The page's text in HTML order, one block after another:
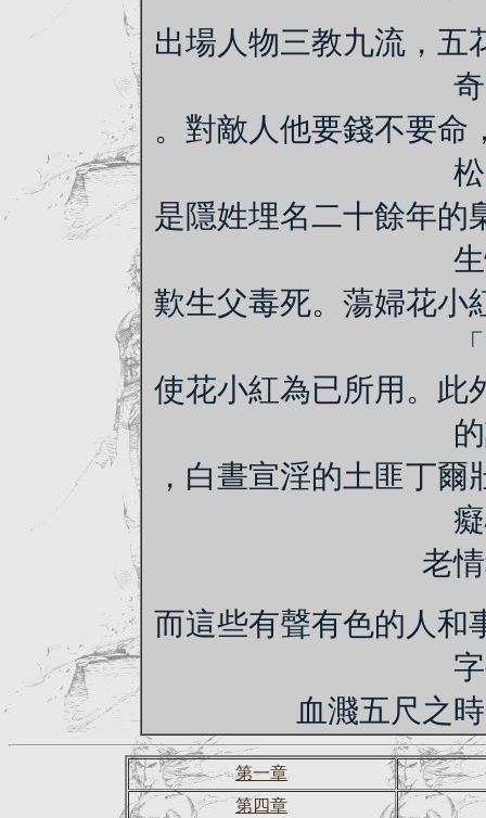
出場人物三教九流，五
。對敵人他要錢不要命
是隱姓埋名二十餘年的
歎生父毒死。蕩婦花小
使花小紅為已所用。此
，白晝宣淫的土匪丁
老
而這些有聲有色的人和
血濺五尺之
第一章
第四章